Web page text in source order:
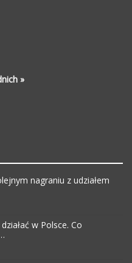
»
nagraniu z udziałem
w Polsce. Co